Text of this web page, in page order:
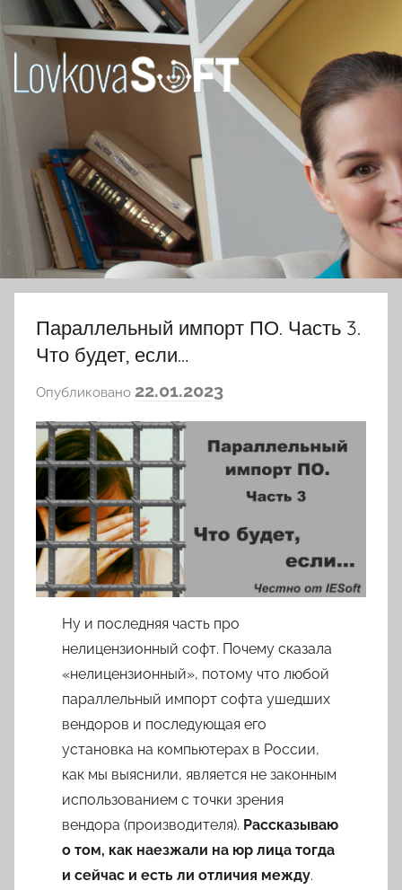
Перейти
к
содержимому
Ловкова
Елена
Юрьевна
Параллельный импорт ПО. Часть 3.
Что будет, если…
Опубликовано 22.01.2023
о
р
v
k
o
Ну и последняя часть про
нелицензионный софт. Почему сказала
«нелицензионный», потому что любой
параллельный импорт софта ушедших
вендоров и последующая его
установка на компьютерах в России,
как мы выяснили, является не законным
использованием с точки зрения
вендора (производителя). Рассказываю
о том, как наезжали на юр лица тогда
и сейчас и есть ли отличия между.